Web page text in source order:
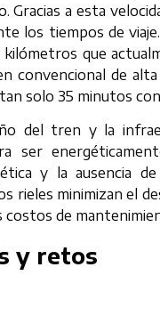
Gracias a esta
los tiempos de
que
convencional de alta
solo 35 minutos
del tren y la
ser
y la ausencia
rieles minimizan el
costos de
y retos